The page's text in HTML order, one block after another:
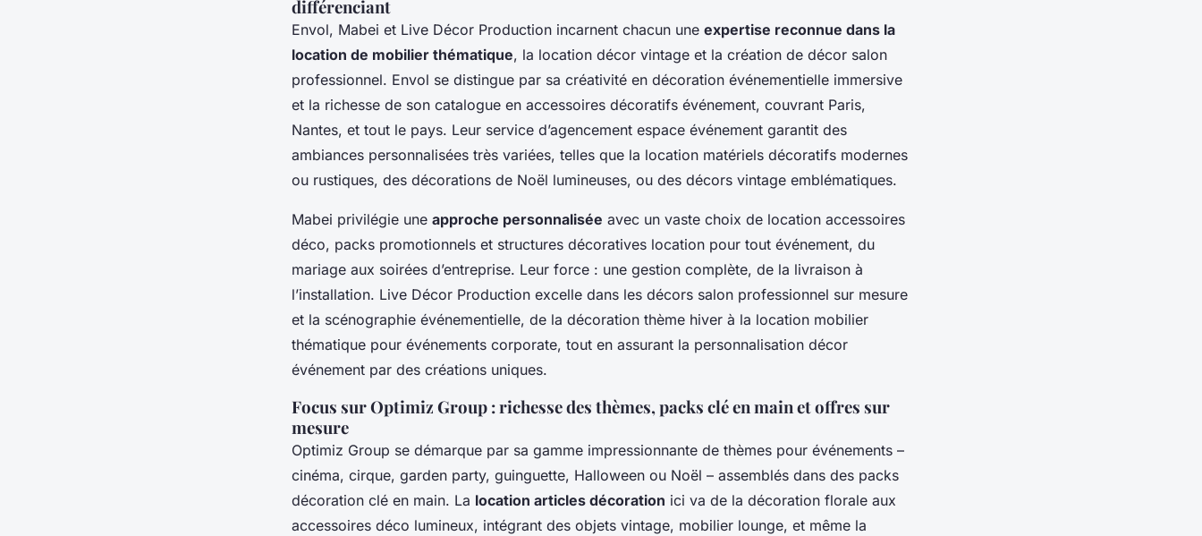
différenciant
Envol, Mabei et Live Décor Production incarnent chacun une expertise reconnue dans la
location de mobilier thématique, la location décor vintage et la création de décor salon
professionnel. Envol se distingue par sa créativité en décoration événementielle immersive
et la richesse de son catalogue en accessoires décoratifs événement, couvrant Paris,
Nantes, et tout le pays. Leur service d’agencement espace événement garantit des
ambiances personnalisées très variées, telles que la location matériels décoratifs modernes
ou rustiques, des décorations de Noël lumineuses, ou des décors vintage emblématiques.
Mabei privilégie une approche personnalisée avec un vaste choix de location accessoires
déco, packs promotionnels et structures décoratives location pour tout événement, du
mariage aux soirées d’entreprise. Leur force : une gestion complète, de la livraison à
l’installation. Live Décor Production excelle dans les décors salon professionnel sur mesure
et la scénographie événementielle, de la décoration thème hiver à la location mobilier
thématique pour événements corporate, tout en assurant la personnalisation décor
événement par des créations uniques.
Focus sur Optimiz Group : richesse des thèmes, packs clé en main et offres sur
mesure
Optimiz Group se démarque par sa gamme impressionnante de thèmes pour événements –
cinéma, cirque, garden party, guinguette, Halloween ou Noël – assemblés dans des packs
décoration clé en main. La location articles décoration ici va de la décoration florale aux
accessoires déco lumineux, intégrant des objets vintage, mobilier lounge, et même la